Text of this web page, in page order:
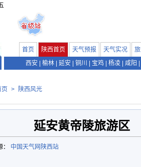
首页 陕西首页 天气预报 天气实况
西安
榆林 延安 铜川 宝鸡 杨凌 咸阳
页 > 陕西风光
延安黄帝陵旅游区
中国天气网陕西站